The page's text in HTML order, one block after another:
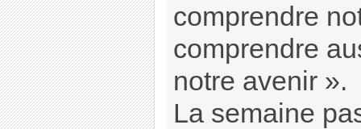
comprendre
comprendre
notre avenir ».
La semaine